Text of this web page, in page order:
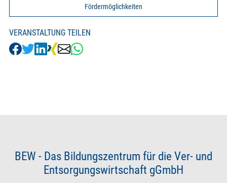
Fördermöglichkeiten
VERANSTALTUNG TEILEN
BEW - Das Bildungszentrum für die Ver- und
Entsorgungswirtschaft gGmbH